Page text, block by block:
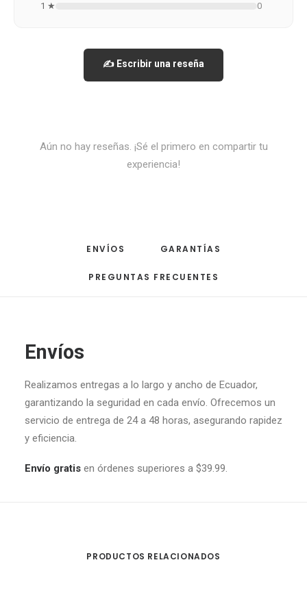
1 ★
0
✍️ Escribir una reseña
Aún no hay reseñas. ¡Sé el primero en compartir tu
experiencia!
ENVÍOS GARANTÍAS
PREGUNTAS FRECUENTES
Envíos
Realizamos entregas a lo largo y ancho de Ecuador,
garantizando la seguridad en cada envío. Ofrecemos un
servicio de entrega de 24 a 48 horas, asegurando rapidez
y eficiencia.
Envío gratis en órdenes superiores a $39.99.
PRODUCTOS RELACIONADOS